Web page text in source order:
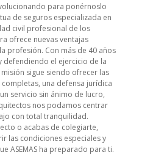
para ponérnoslo
de seguros especializada en
civil profesional de los
ofrece nuevas ventajas
profesión. Con más de 40 años
defendiendo el ejercicio de la
sigue siendo ofrecer las
una defensa jurídica
servicio sin ánimo de lucro,
nos podamos centrar
con total tranquilidad.
o acabas de colegiarte,
las condiciones especiales y
ASEMAS ha preparado para ti.